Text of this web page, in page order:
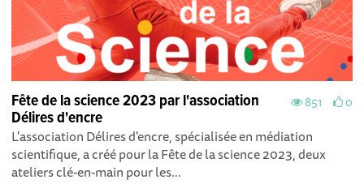
851 0
Fête de la science 2023 par l'association
Délires d'encre
L'association Délires d'encre, spécialisée en médiation
scientifique, a créé pour la Fête de la science 2023, deux
ateliers clé-en-main pour les...